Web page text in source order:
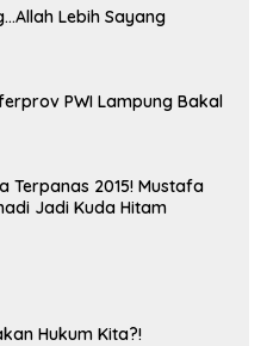
Lebih Sayang
PWI Lampung Bakal
Terpanas 2015! Mustafa
Jadi Kuda Hitam
Hukum Kita?!